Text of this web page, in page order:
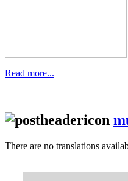
Read more...
There are no translations